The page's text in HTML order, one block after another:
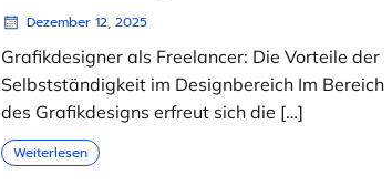
Dezember 12, 2025
Grafikdesigner als Freelancer: Die Vorteile der
Selbstständigkeit im Designbereich Im Bereich
des Grafikdesigns erfreut sich die […]
Weiterlesen